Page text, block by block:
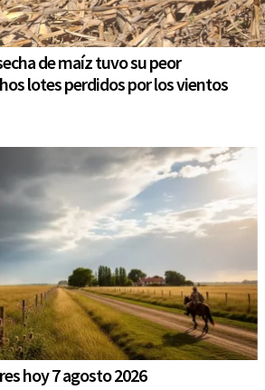
de maíz tuvo su peor
lotes perdidos por los vientos
hoy 7 agosto 2026